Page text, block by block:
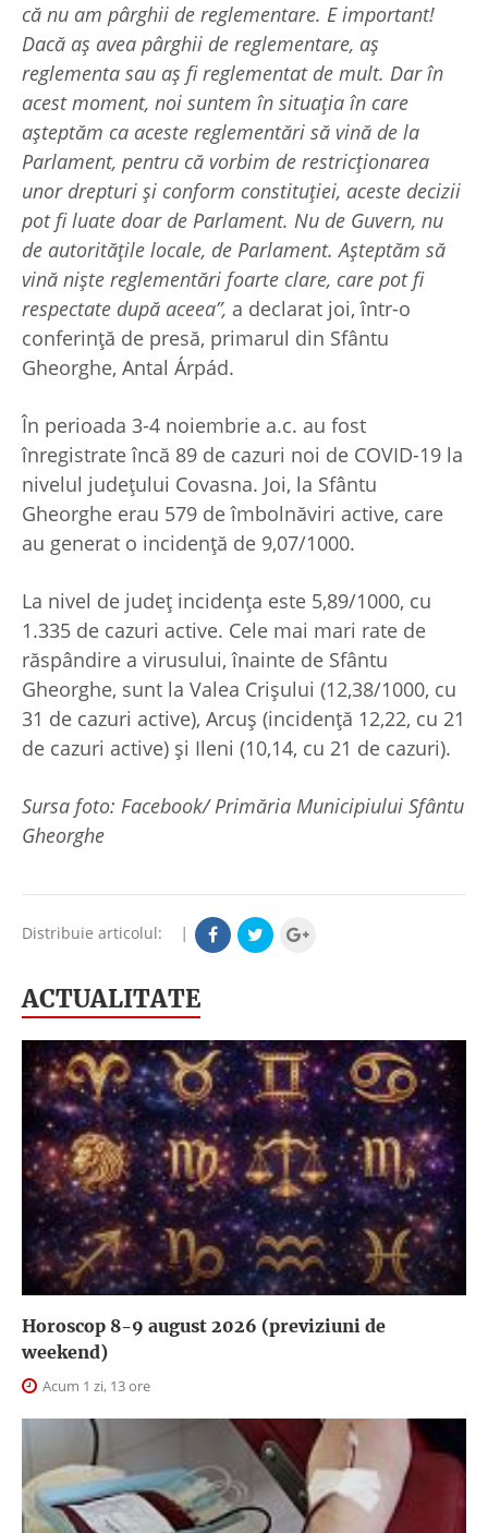
că nu am pârghii de reglementare. E important!
Dacă aș avea pârghii de reglementare, aș
reglementa sau aș fi reglementat de mult. Dar în
acest moment, noi suntem în situația în care
așteptăm ca aceste reglementări să vină de la
Parlament, pentru că vorbim de restricționarea
unor drepturi și conform constituției, aceste decizii
pot fi luate doar de Parlament. Nu de Guvern, nu
de autoritățile locale, de Parlament. Așteptăm să
vină niște reglementări foarte clare, care pot fi
respectate după aceea”, a declarat joi, într-o
conferință de presă, primarul din Sfântu
Gheorghe, Antal Árpád.
În perioada 3-4 noiembrie a.c. au fost
înregistrate încă 89 de cazuri noi de COVID-19 la
nivelul județului Covasna. Joi, la Sfântu
Gheorghe erau 579 de îmbolnăviri active, care
au generat o incidență de 9,07/1000.
La nivel de județ incidența este 5,89/1000, cu
1.335 de cazuri active. Cele mai mari rate de
răspândire a virusului, înainte de Sfântu
Gheorghe, sunt la Valea Crișului (12,38/1000, cu
31 de cazuri active), Arcuș (incidență 12,22, cu 21
de cazuri active) și Ileni (10,14, cu 21 de cazuri).
Sursa foto: Facebook/ Primăria Municipiului Sfântu
Gheorghe
Distribuie articolul: |
ACTUALITATE
Horoscop 8-9 august 2026 (previziuni de
weekend)
Acum 1 zi, 13 ore